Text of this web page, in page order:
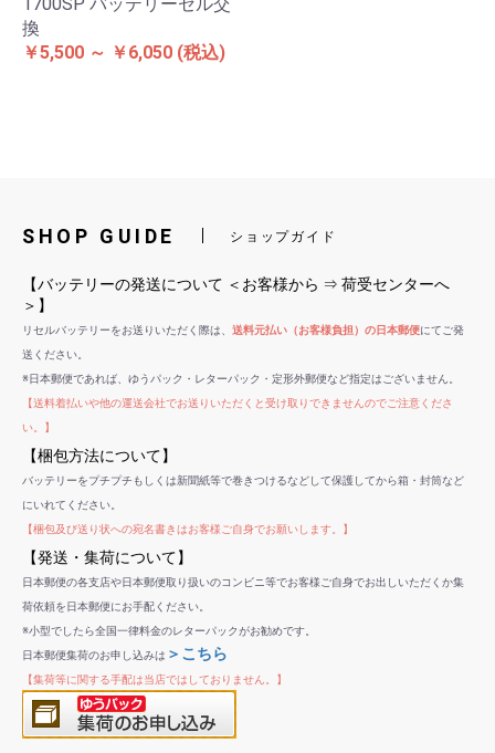
換
￥5,500 ～ ￥6,050 (税込)
SHOP GUIDE ショップガイド
【バッテリーの発送について ＜お客様から ⇒ 荷受センターへ
＞】
リセルバッテリーをお送りいただく際は、 送料元払い（お客様負担）の日本郵便にてご発
送ください。
※日本郵便であれば、ゆうパック・レターパック・定形外郵便など指定はございません。
【送料着払いや他の運送会社でお送りいただくと受け取りできませんのでご注意くださ
い。】
【梱包方法について】
バッテリーをプチプチもしくは新聞紙等で巻きつけるなどして保護してから箱・封筒など
にいれてください。
【梱包及び送り状への宛名書きはお客様ご自身でお願いします。】
【発送・集荷について】
日本郵便の各支店や日本郵便取り扱いのコンビニ等でお客様ご自身でお出しいただくか集
荷依頼を日本郵便にお手配ください。
※小型でしたら全国一律料金のレターパックがお勧めです。
日本郵便集荷のお申し込みは ＞こちら
【集荷等に関する手配は当店ではしておりません。】